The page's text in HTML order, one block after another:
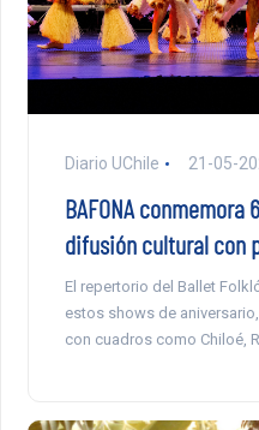
Diario UChile 21-05-
BAFONA conmemora
difusión cultural con
El repertorio del Ballet
estos shows de
con cuadros como Chiloé,